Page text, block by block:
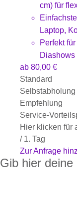
cm) für
Laptop,
Perfekt
Diashows
ab 80,00 €
Standard
Empfehlung
Service-
Hier klicken für
/ 1. Tag
Zur Anfrage
Gib hier